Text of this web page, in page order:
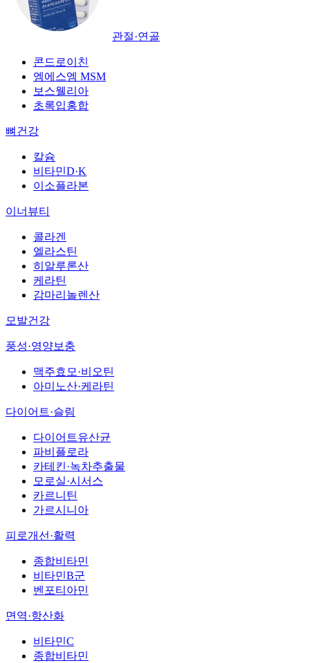
관절·연골
콘드로이친
엠에스엠 MSM
보스웰리아
초록입홍합
뼈건강
칼슘
비타민D·K
이소플라본
이너뷰티
콜라겐
엘라스틴
히알루론산
케라틴
감마리놀렌산
모발건강
풍성·영양보충
맥주효모·비오틴
아미노산·케라틴
다이어트·슬림
다이어트유산균
파비플로라
카테킨·녹차추출물
모로실·시서스
카르니틴
가르시니아
피로개선·활력
종합비타민
비타민B군
벤포티아민
면역·항산화
비타민C
종합비타민